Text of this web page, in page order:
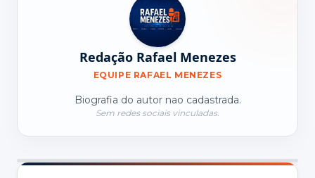
Redação Rafael Menezes
EQUIPE RAFAEL MENEZES
Biografia do autor nao cadastrada.
Sem redes sociais vinculadas.